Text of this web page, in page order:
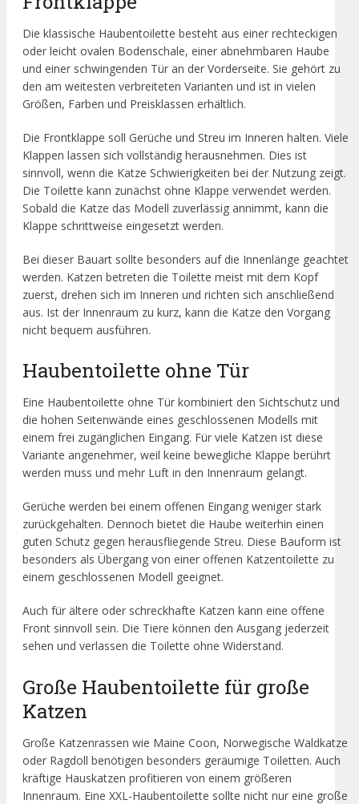
Die klassische Haubentoilette besteht aus einer rechteckigen
oder leicht ovalen Bodenschale, einer abnehmbaren Haube
und einer schwingenden Tür an der Vorderseite. Sie gehört zu
den am weitesten verbreiteten Varianten und ist in vielen
Größen, Farben und Preisklassen erhältlich.
Die Frontklappe soll Gerüche und Streu im Inneren halten. Viele
Klappen lassen sich vollständig herausnehmen. Dies ist
sinnvoll, wenn die Katze Schwierigkeiten bei der Nutzung zeigt.
Die Toilette kann zunächst ohne Klappe verwendet werden.
Sobald die Katze das Modell zuverlässig annimmt, kann die
Klappe schrittweise eingesetzt werden.
Bei dieser Bauart sollte besonders auf die Innenlänge geachtet
werden. Katzen betreten die Toilette meist mit dem Kopf
zuerst, drehen sich im Inneren und richten sich anschließend
aus. Ist der Innenraum zu kurz, kann die Katze den Vorgang
nicht bequem ausführen.
Haubentoilette ohne Tür
Eine Haubentoilette ohne Tür kombiniert den Sichtschutz und
die hohen Seitenwände eines geschlossenen Modells mit
einem frei zugänglichen Eingang. Für viele Katzen ist diese
Variante angenehmer, weil keine bewegliche Klappe berührt
werden muss und mehr Luft in den Innenraum gelangt.
Gerüche werden bei einem offenen Eingang weniger stark
zurückgehalten. Dennoch bietet die Haube weiterhin einen
guten Schutz gegen herausfliegende Streu. Diese Bauform ist
besonders als Übergang von einer offenen Katzentoilette zu
einem geschlossenen Modell geeignet.
Auch für ältere oder schreckhafte Katzen kann eine offene
Front sinnvoll sein. Die Tiere können den Ausgang jederzeit
sehen und verlassen die Toilette ohne Widerstand.
Große Haubentoilette für große
Katzen
Große Katzenrassen wie Maine Coon, Norwegische Waldkatze
oder Ragdoll benötigen besonders geräumige Toiletten. Auch
kräftige Hauskatzen profitieren von einem größeren
Innenraum. Eine XXL-Haubentoilette sollte nicht nur eine große